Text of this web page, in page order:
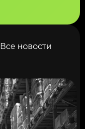
Все новости